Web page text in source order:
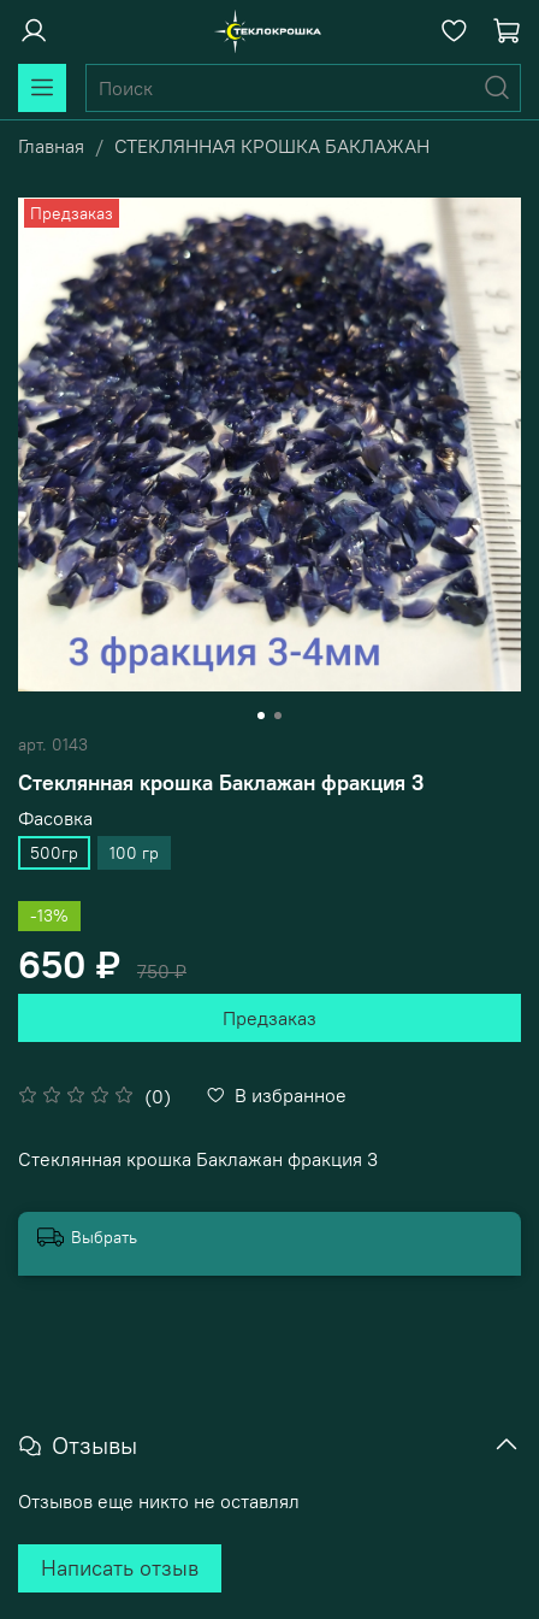
Главная СТЕКЛЯННАЯ КРОШКА БАКЛАЖАН
Предзаказ
арт. 0143
Стеклянная крошка Баклажан фракция 3
(0) В избранное
Фасовка
500гр 100 гр
-13%
650 ₽
750 ₽
Предзаказ
Стеклянная крошка Баклажан фракция 3
Выбрать
Отзывы
Отзывов еще никто не оставлял
Написать отзыв